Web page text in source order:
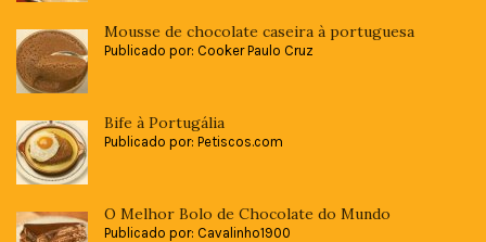
Mousse de chocolate caseira à portuguesa
Publicado por: Cooker Paulo Cruz
Bife à Portugália
Publicado por: Petiscos.com
O Melhor Bolo de Chocolate do Mundo
Publicado por: Cavalinho1900